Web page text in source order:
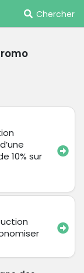
Chercher
10% sur